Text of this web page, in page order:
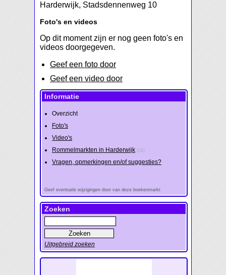
Harderwijk, Stadsdennenweg 10
Foto's en videos
Op dit moment zijn er nog geen foto's en
videos doorgegeven.
Geef een foto door
Geef een video door
Informatie
Overzicht
Foto's
Video's
Rommelmarkten in Harderwijk (24)
Vragen, opmerkingen en/of suggesties?
Geef eventuele wijzigingen door van deze boekenmarkt
Zoeken
Uitgebreid zoeken